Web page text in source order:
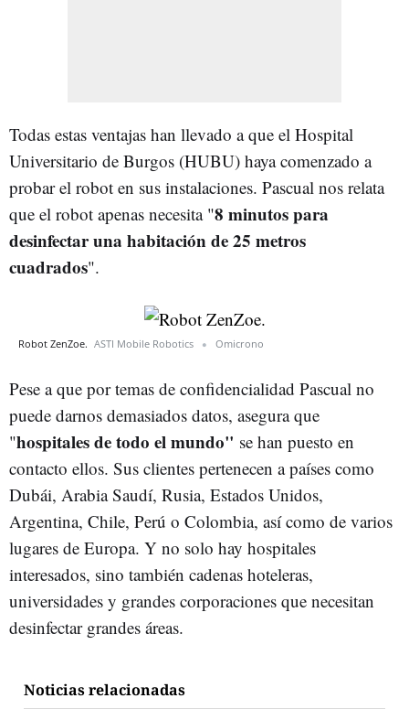
Todas estas ventajas han llevado a que el Hospital
Universitario de Burgos (HUBU) haya comenzado a
probar el robot en sus instalaciones. Pascual nos relata
que el robot apenas necesita "8 minutos para
desinfectar una habitación de 25 metros
cuadrados".
Robot ZenZoe. ASTI Mobile Robotics Omicrono
Pese a que por temas de confidencialidad Pascual no
puede darnos demasiados datos, asegura que
"hospitales de todo el mundo" se han puesto en
contacto ellos. Sus clientes pertenecen a países como
Dubái, Arabia Saudí, Rusia, Estados Unidos,
Argentina, Chile, Perú o Colombia, así como de varios
lugares de Europa. Y no solo hay hospitales
interesados, sino también cadenas hoteleras,
universidades y grandes corporaciones que necesitan
desinfectar grandes áreas.
Noticias relacionadas